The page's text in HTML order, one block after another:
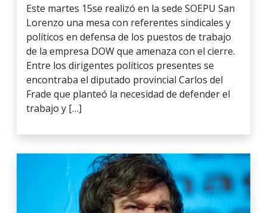
Este martes 15se realizó en la sede SOEPU San
Lorenzo una mesa con referentes sindicales y
políticos en defensa de los puestos de trabajo
de la empresa DOW que amenaza con el cierre.
Entre los dirigentes políticos presentes se
encontraba el diputado provincial Carlos del
Frade que planteó la necesidad de defender el
trabajo y […]